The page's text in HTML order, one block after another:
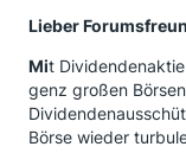
Lieber
Mit
genz großen
Börse wieder